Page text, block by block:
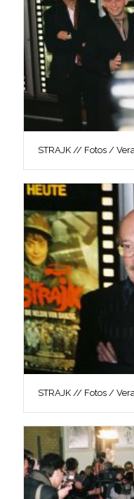
STRAJK // Fotos /
STRAJK // Fotos /